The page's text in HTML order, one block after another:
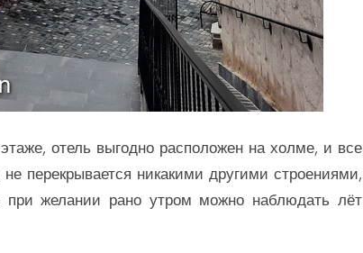
отель выгодно расположен на холме, и все
перекрывается никакими другими строениями,
желании рано утром можно наблюдать лёт